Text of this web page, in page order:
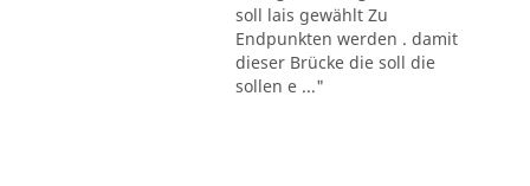
soll lais gewählt Zu
Endpunkten werden . damit
dieser Brücke die soll die
sollen e ..."